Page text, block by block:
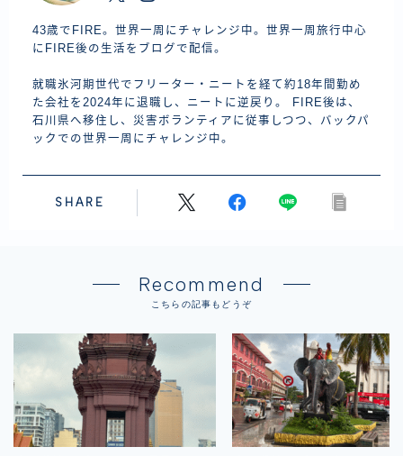
43歳でFIRE。世界一周にチャレンジ中。世界一周旅行中心
にFIRE後の生活をブログで配信。
就職氷河期世代でフリーター・ニートを経て約18年間勤め
た会社を2024年に退職し、ニートに逆戻り。 FIRE後は、
石川県へ移住し、災害ボランティアに従事しつつ、バックパ
ックでの世界一周にチャレンジ中。
SHARE
Recommend
こちらの記事もどうぞ